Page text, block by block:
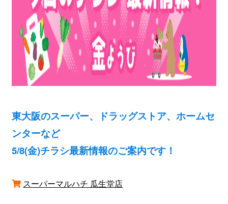
東大阪のスーパー、ドラッグストア、ホームセ
ンターなど
5/8(金)チラシ最新情報のご案内です！
スーパーマルハチ 瓜生堂店